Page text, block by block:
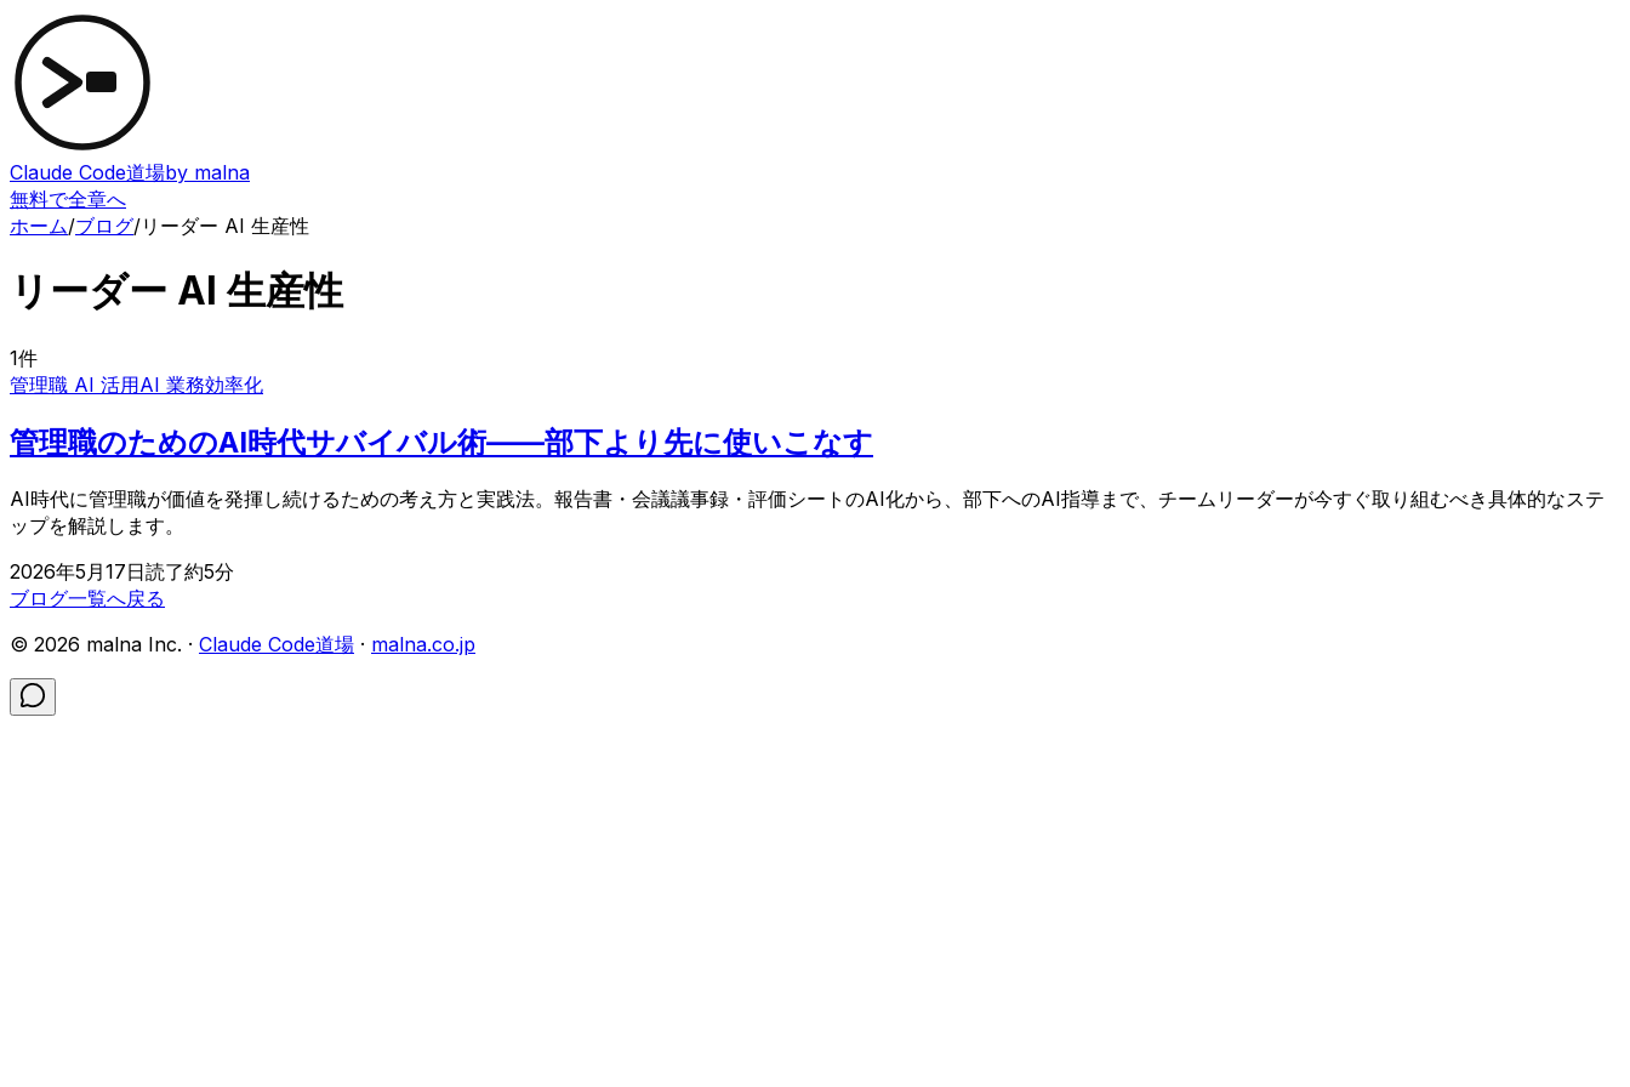
Claude Code道場by malna
無料で全章へ
ホーム/ブログ/リーダー AI 生産性
リーダー AI 生産性
1件
管理職 AI 活用AI 業務効率化
管理職のためのAI時代サバイバル術——部下より先に使いこなす
AI時代に管理職が価値を発揮し続けるための考え方と実践法。報告書・会議議事録・評価シートのAI化から、部下へのAI指導まで、チームリーダーが今すぐ取り組むべき具体的なステ
ップを解説します。
2026年5月17日読了約5分
ブログ一覧へ戻る
© 2026 malna Inc. · Claude Code道場 · malna.co.jp